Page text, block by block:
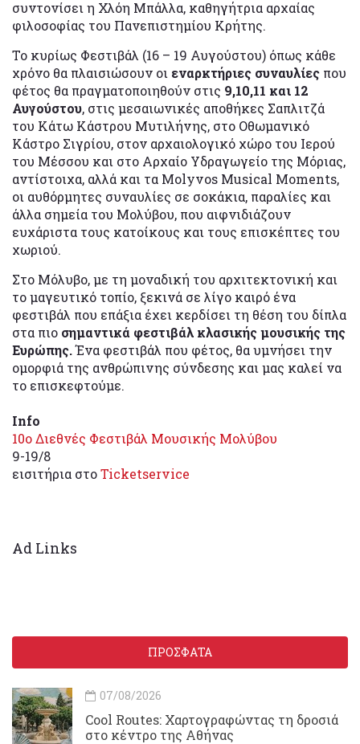
συντονίσει η Χλόη Μπάλλα, καθηγήτρια αρχαίας
φιλοσοφίας του Πανεπιστημίου Κρήτης.
Το κυρίως Φεστιβάλ (16 – 19 Αυγούστου) όπως κάθε
χρόνο θα πλαισιώσουν οι εναρκτήριες συναυλίες που
φέτος θα πραγματοποιηθούν στις 9,10,11 και 12
Αυγούστου, στις μεσαιωνικές αποθήκες Σαπλιτζά
του Κάτω Κάστρου Μυτιλήνης, στο Οθωμανικό
Κάστρο Σιγρίου, στον αρχαιολογικό χώρο του Ιερού
του Μέσσου και στο Αρχαίο Υδραγωγείο της Μόριας,
αντίστοιχα, αλλά και τα Molyvos Musical Moments,
οι αυθόρμητες συναυλίες σε σοκάκια, παραλίες και
άλλα σημεία του Μολύβου, που αιφνιδιάζουν
ευχάριστα τους κατοίκους και τους επισκέπτες του
χωριού.
Στο Μόλυβο, με τη μοναδική του αρχιτεκτονική και
το μαγευτικό τοπίο, ξεκινά σε λίγο καιρό ένα
φεστιβάλ που επάξια έχει κερδίσει τη θέση του δίπλα
στα πιο σημαντικά φεστιβάλ κλασικής μουσικής της
Ευρώπης.Ένα φεστιβάλ που φέτος, θα υμνήσει την
ομορφιά της ανθρώπινης σύνδεσης και μας καλεί να
το επισκεφτούμε.
Info
10ο Διεθνές Φεστιβάλ Μουσικής Μολύβου
9-19/8
εισιτήρια στοTicketservice
Ad Links
ΠΡΟΣΦΑΤΑ
07/08/2026
Cool Routes: Χαρτογραφώντας τη δροσιά
στο κέντρο της Αθήνας